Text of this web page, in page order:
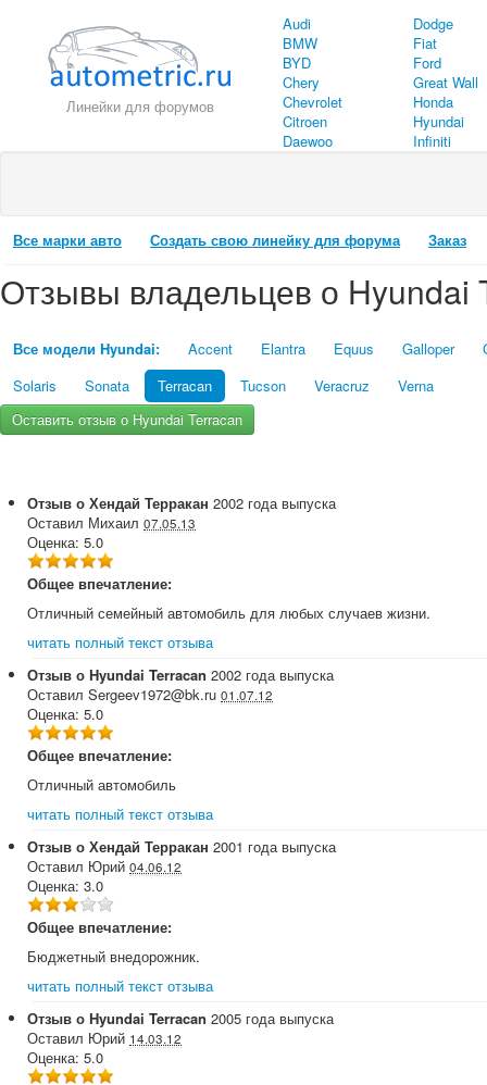
Линейки для форумов
Audi
BMW
BYD
Chery
Chevrolet
Citroen
Daewoo
Dodge
Fiat
Ford
Great Wall
Honda
Hyundai
Infiniti
Все марки авто Создать свою линейку для форума Заказ
Отзывы владельцев о Hyundai
Все модели Hyundai: Accent Elantra Equus Galloper
Solaris
Sonata Terracan Tucson Veracruz
Verna
Оставить отзыв о Hyundai Terracan
Отзыв о Хендай Терракан 2002 года выпуска
Оставил Михаил 07.05.13
Оценка: 5.0
Общее впечатление:
Отличный семейный автомобиль для любых случаев жизни.
читать полный текст отзыва
Отзыв о Hyundai Terracan 2002 года выпуска
Оставил Sergeev1972@bk.ru 01.07.12
Оценка: 5.0
Общее впечатление:
Отличный автомобиль
читать полный текст отзыва
Отзыв о Хендай Терракан 2001 года выпуска
Оставил Юрий 04.06.12
Оценка: 3.0
Общее впечатление:
Бюджетный внедорожник.
читать полный текст отзыва
Отзыв о Hyundai Terracan 2005 года выпуска
Оставил Юрий 14.03.12
Оценка: 5.0